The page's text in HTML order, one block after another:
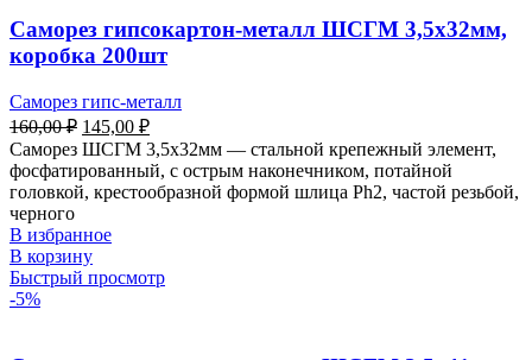
Саморез гипсокартон-металл ШСГМ 3,5х32мм,
коробка 200шт
Саморез гипс-металл
160,00₽ 145,00 ₽
Саморез ШСГМ 3,5х32мм — стальной крепежный элемент,
фосфатированный, с острым наконечником, потайной
головкой, крестообразной формой шлица Ph2, частой резьбой,
черного
В избранное
В корзину
Быстрый просмотр
-5%